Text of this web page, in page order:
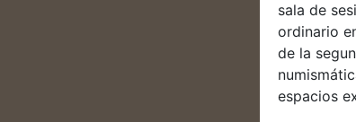
sala de
ordinario
de la
espacios